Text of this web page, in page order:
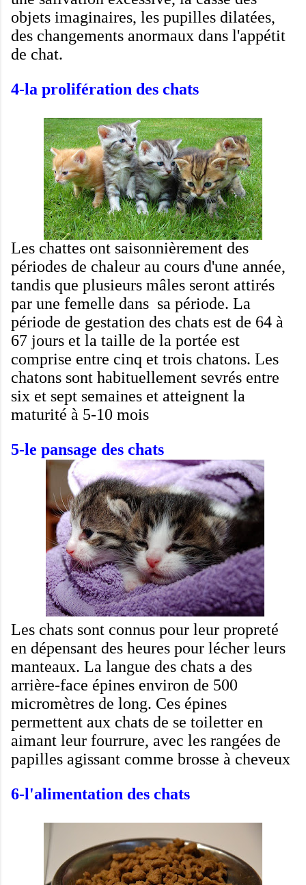
objets imaginaires, les pupilles dilatées,
des changements anormaux dans l'appétit
de chat.
4-la prolifération des chats
Les chattes ont saisonnièrement des
périodes de chaleur au cours d'une année,
tandis que plusieurs mâles seront attirés
par une femelle dans sa période. La
période de gestation des chats est de 64 à
67 jours et la taille de la portée est
comprise entre cinq et trois chatons. Les
chatons sont habituellement sevrés entre
six et sept semaines et atteignent la
maturité à 5-10 mois
5-le pansage des chats
Les chats sont connus pour leur propreté
en dépensant des heures pour lécher leurs
manteaux. La langue des chats a des
arrière-face épines environ de 500
micromètres de long. Ces épines
permettent aux chats de se toiletter en
aimant leur fourrure, avec les rangées de
papilles agissant comme brosse à cheveux
6-l'alimentation des chats